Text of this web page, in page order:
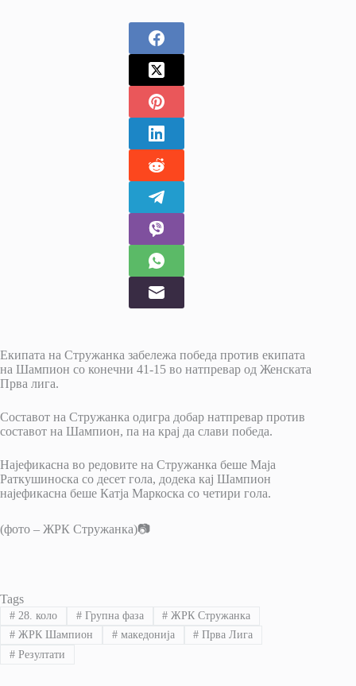
Екипата на Стружанка забележа победа против екипата
на Шампион со конечни 41-15 во натпревар од Женската
Прва лига.
Составот на Стружанка одигра добар натпревар против
составот на Шампион, па на крај да слави победа.
Најефикасна во редовите на Стружанка беше Маја
Раткушиноска со десет гола, додека кај Шампион
најефикасна беше Катја Маркоска со четири гола.
(фото – ЖРК Стружанка)📷
Tags
#28. коло #Групна фаза # ЖРК Стружанка
#ЖРК Шампион #македонија # Прва Лига
#Резултати